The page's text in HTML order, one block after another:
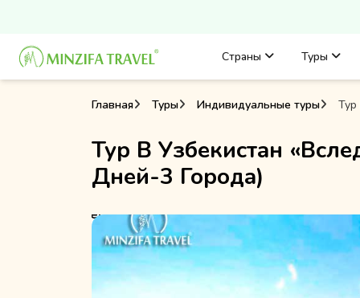
Страны Туры
Главная Туры Индивидуальные туры Тур
Тур В Узбекистан
Дней-3 Города)